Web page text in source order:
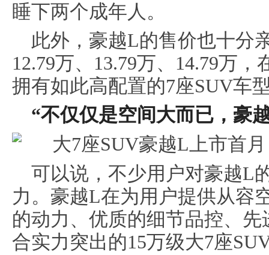
睡下两个成年人。
此外，豪越L的售价也十分
12.79万、13.79万、14.79万
拥有如此高配置的7座SUV车
“不仅仅是空间大而已，豪
可以说，不少用户对豪越L
力。豪越L在为用户提供从容
的动力、优质的细节品控、
合实力突出的15万级大7座